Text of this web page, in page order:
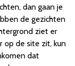
dan gaan je
de gezichten
ziet er
op de site zit, kun
dat